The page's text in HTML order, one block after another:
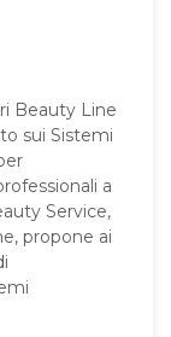
Beauty Line
sui Sistemi
a
Service,
propone ai